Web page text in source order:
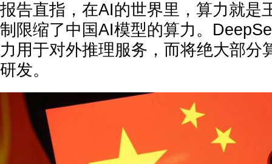
报告直指，在AI的世界里，算力就是
制限缩了中国AI模型的算力。
力用于对外推理服务，而将绝大部分
研发。